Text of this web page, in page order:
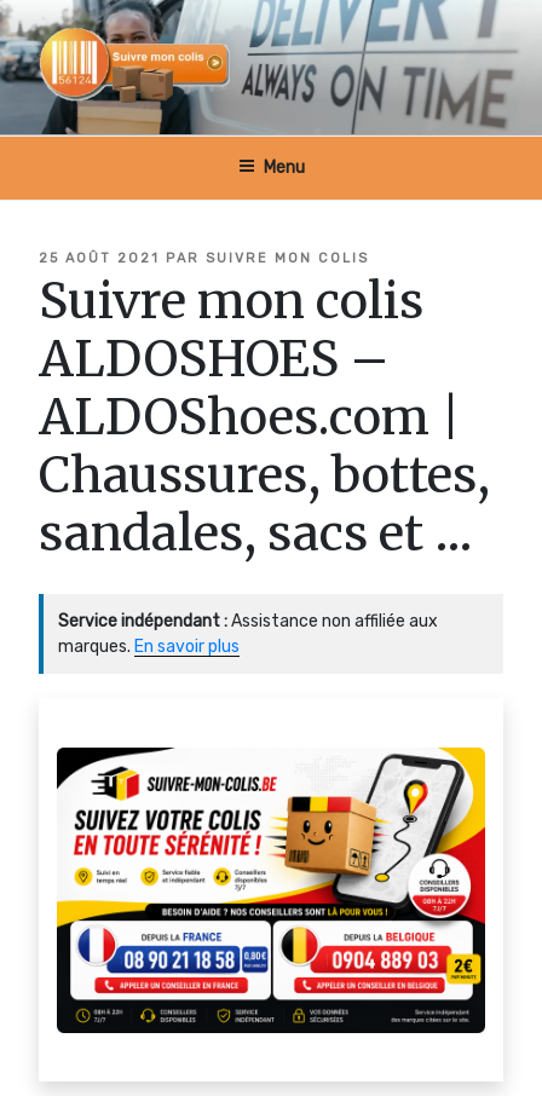
Aller
au
contenu
principal
SUIVRE MON COLIS BELGIQUE
Menu
PUBLIÉ
25 AOÛT 2021 PAR SUIVRE MON COLIS
Suivre mon colis
ALDOSHOES –
ALDOShoes.com |
Chaussures, bottes,
sandales, sacs et …
Service indépendant :Assistance non affiliée aux
marques. En savoir plus